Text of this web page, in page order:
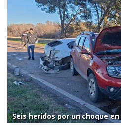
Seis heridos por un choque